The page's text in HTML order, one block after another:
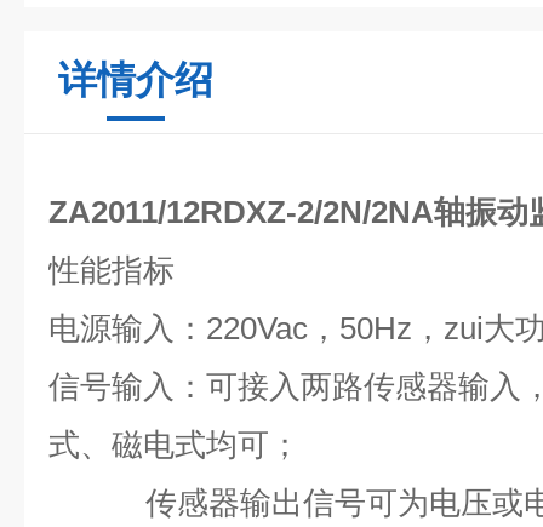
详情介绍
ZA2011/12RDXZ-2/2N/2NA轴振动
性能指标
电源输入： 220Vac ， 50Hz ，zui大
信号输入： 可接入两路传感器输入
式、磁电式均可；
传感器输出信号可为电压或